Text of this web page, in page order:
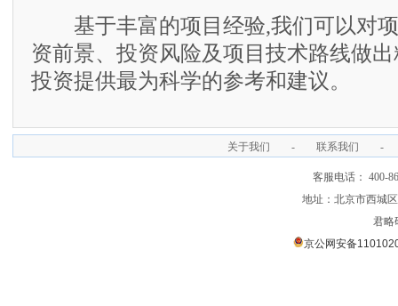
基于丰富的项目经验,我们可以对项
资前景、投资风险及项目技术路线做
投资提供最为科学的参考和建议。
关于我们 - 联系我们 -
客服电话： 400-
地址：北京市西城
君略
京公网安备